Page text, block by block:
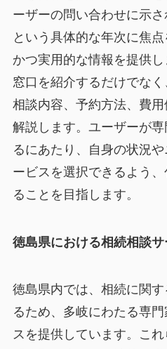
ーザーの問い合わせに示
という具体的な年次に焦
かつ実用的な情報を提供
窓口を紹介するだけでな
相談内容、予約方法、費
解説します。ユーザーが
るにあたり、自身の状況
ービスを選択できるよう
ることを目指します。
徳島県における相続相談
徳島県内では、相続に関
るため、多岐にわたる専
スを提供しています。こ